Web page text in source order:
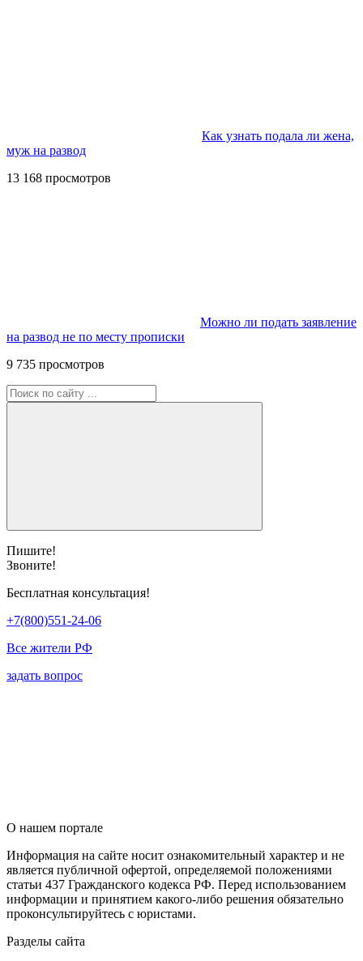
Как узнать подала ли жена,
муж на развод
13 168 просмотров
Можно ли подать заявление
на развод не по месту прописки
9 735 просмотров
Пишите!
Звоните!
Бесплатная консультация!
+7(800)551-24-06
Все жители РФ
задать вопрос
О нашем портале
Информация на сайте носит ознакомительный характер и не
является публичной офертой, определяемой положениями
статьи 437 Гражданского кодекса РФ. Перед использованием
информации и принятием какого-либо решения обязательно
проконсультируйтесь с юристами.
Разделы сайта